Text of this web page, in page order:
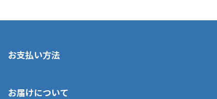
お支払い方法
いいただくことはできません。ご了承ください。
お届けについて